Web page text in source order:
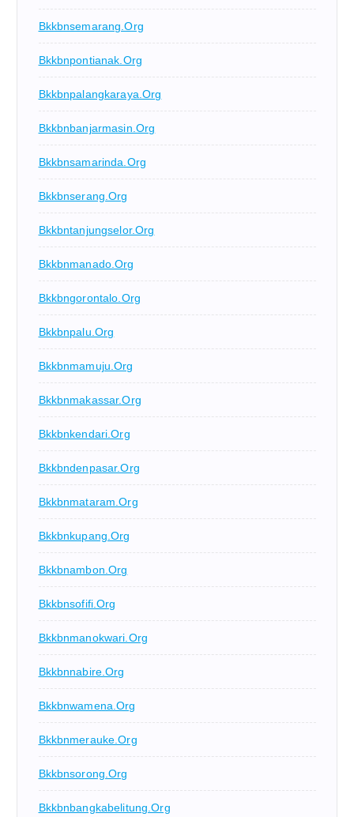
Bkkbnsemarang.org
Bkkbnpontianak.org
Bkkbnpalangkaraya.org
Bkkbnbanjarmasin.org
Bkkbnsamarinda.org
Bkkbnserang.org
Bkkbntanjungselor.org
Bkkbnmanado.org
Bkkbngorontalo.org
Bkkbnpalu.org
Bkkbnmamuju.org
Bkkbnmakassar.org
Bkkbnkendari.org
Bkkbndenpasar.org
Bkkbnmataram.org
Bkkbnkupang.org
Bkkbnambon.org
Bkkbnsofifi.org
Bkkbnmanokwari.org
Bkkbnnabire.org
Bkkbnwamena.org
Bkkbnmerauke.org
Bkkbnsorong.org
Bkkbnbangkabelitung.org